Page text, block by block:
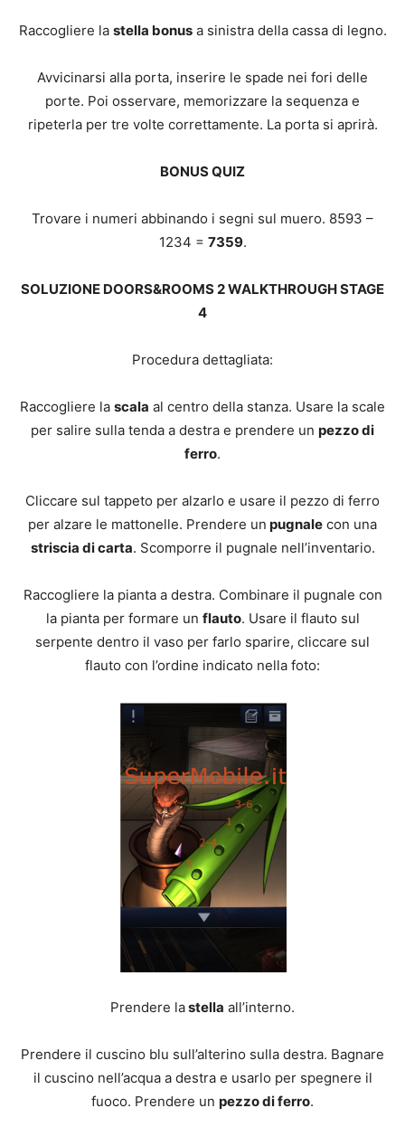
Raccogliere la stella bonusa sinistra della cassa di legno.
Avvicinarsi alla porta, inserire le spade nei fori delle
porte. Poi osservare, memorizzare la sequenza e
ripeterla per tre volte correttamente. La porta si aprirà.
BONUS QUIZ
Trovare i numeri abbinando i segni sul muero. 8593 –
1234 = 7359.
SOLUZIONE DOORS&ROOMS 2 WALKTHROUGH STAGE
4
Procedura dettagliata:
Raccogliere la scala al centro della stanza. Usare la scale
per salire sulla tenda a destra e prendere un pezzo di
ferro.
Cliccare sul tappeto per alzarlo e usare il pezzo di ferro
per alzare le mattonelle. Prendere un pugnale con una
striscia di carta. Scomporre il pugnale nell’inventario.
Raccogliere la pianta a destra. Combinare il pugnale con
la pianta per formare un flauto. Usare il flauto sul
serpente dentro il vaso per farlo sparire, cliccare sul
flauto con l’ordine indicato nella foto:
Prendere lastella all’interno.
Prendere il cuscino blu sull’alterino sulla destra. Bagnare
il cuscino nell’acqua a destra e usarlo per spegnere il
fuoco. Prendere un pezzo di ferro.